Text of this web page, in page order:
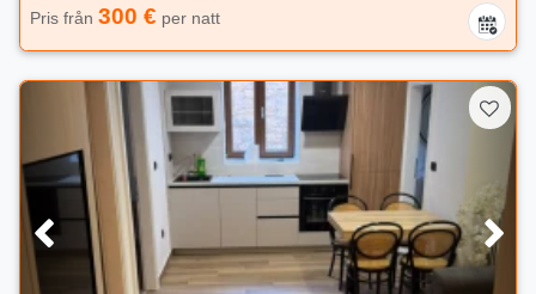
Pris från 300 € per natt